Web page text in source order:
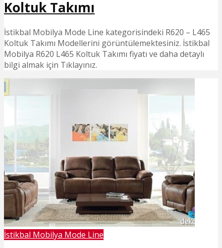
Koltuk Takımı
İstikbal Mobilya Mode Line kategorisindeki R620 – L465
Koltuk Takımı Modellerini görüntülemektesiniz. İstikbal
Mobilya R620 L465 Koltuk Takımı fiyatı ve daha detaylı
bilgi almak için Tıklayınız.
İstikbal Mobilya Mode Line